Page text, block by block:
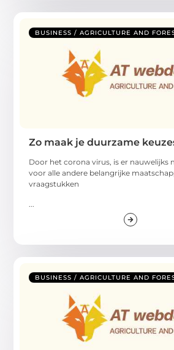
BUSINESS / AGRICULTURE AND
Zo maak je duurzame
Door het corona virus, is er nauwelijks
voor alle andere belangrijke
vraagstukken
BUSINESS / AGRICULTURE AND